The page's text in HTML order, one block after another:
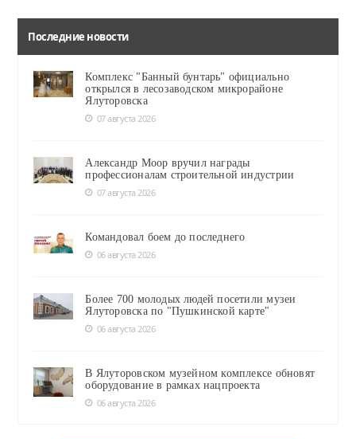
Последние новости
Комплекс "Банный бунтарь" официально
открылся в лесозаводском микрорайоне
Ялуторовска
07 августа 2026
Александр Моор вручил награды
профессионалам строительной индустрии
07 августа 2026
Командовал боем до последнего
06 августа 2026
Более 700 молодых людей посетили музеи
Ялуторовска по "Пушкинской карте"
06 августа 2026
В Ялуторовском музейном комплексе обновят
оборудование в рамках нацпроекта
06 августа 2026